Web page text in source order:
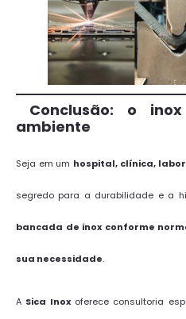
Conclusão: o
ambiente
Seja em um hospital, clínica,
segredo para a durabilidade e a
bancada de inox conforme
sua necessidade.
A Sica Inoxoferece consultoria